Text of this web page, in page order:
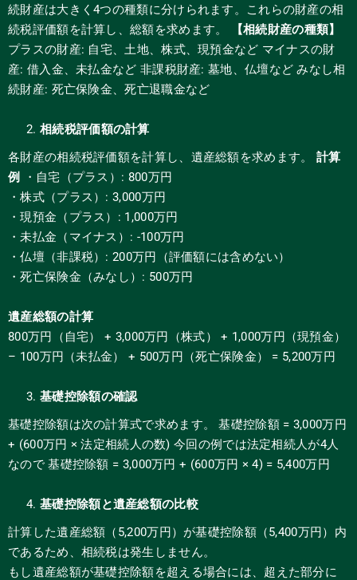
続財産は大きく4つの種類に分けられます。これらの財産の相
続税評価額を計算し、総額を求めます。
【相続財産の種類】
プラスの財産: 自宅、土地、株式、現預金など マイナスの財
産: 借入金、未払金など 非課税財産: 墓地、仏壇など みなし相
続財産: 死亡保険金、死亡退職金など
相続税評価額の計算
各財産の相続税評価額を計算し、遺産総額を求めます。 計算
例
・自宅（プラス）: 800万円
・株式（プラス）: 3,000万円
・現預金（プラス）: 1,000万円
・未払金（マイナス）: -100万円
・仏壇（非課税）: 200万円（評価額には含めない）
・死亡保険金（みなし）: 500万円
遺産総額の計算
800万円（自宅） + 3,000万円（株式） + 1,000万円（現預金）
– 100万円（未払金） + 500万円（死亡保険金） = 5,200万円
基礎控除額の確認
基礎控除額は次の計算式で求めます。 基礎控除額 = 3,000万円
+ (600万円 × 法定相続人の数) 今回の例では法定相続人が4人
なので 基礎控除額 = 3,000万円 + (600万円 × 4) = 5,400万円
基礎控除額と遺産総額の比較
計算した遺産総額（5,200万円）が基礎控除額（5,400万円）内
であるため、相続税は発生しません。
もし遺産総額が基礎控除額を超える場合には、超えた部分に